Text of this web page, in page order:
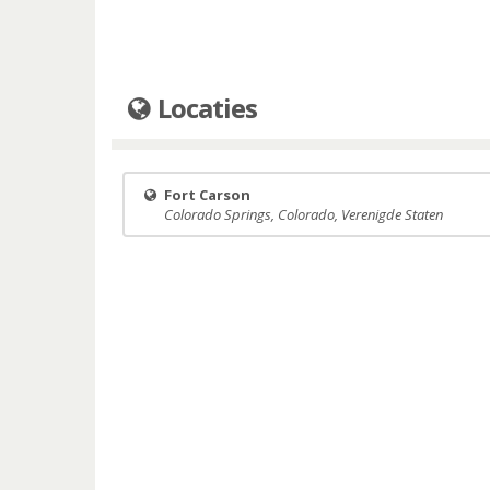
Locaties
Fort Carson
Colorado Springs, Colorado, Verenigde Staten